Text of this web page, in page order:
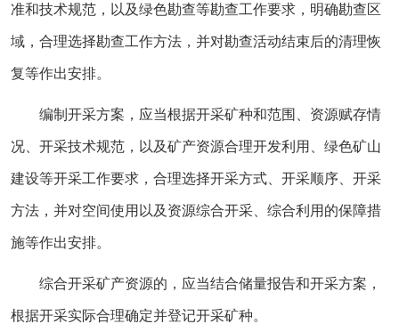
准和技术规范，以及绿色勘查等勘查工作要求，明确勘查区
域，合理选择勘查工作方法，并对勘查活动结束后的清理恢
复等作出安排。
编制开采方案，应当根据开采矿种和范围、资源赋存情
况、开采技术规范，以及矿产资源合理开发利用、绿色矿山
建设等开采工作要求，合理选择开采方式、开采顺序、开采
方法，并对空间使用以及资源综合开采、综合利用的保障措
施等作出安排。
综合开采矿产资源的，应当结合储量报告和开采方案，
根据开采实际合理确定并登记开采矿种。